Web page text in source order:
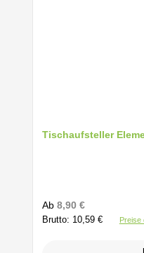
Tischaufsteller
Regulärer Preis:
Ab 8,90 €
Brutto: 10,59 € Preise